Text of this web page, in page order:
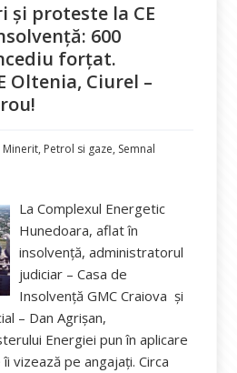
și proteste la CE
600
forțat.
Oltenia, Ciurel –
Categorii
Minerit, Petrol si gaze, Semnal
La Complexul Energetic
Hunedoara, aflat în
insolvență, administratorul
judiciar – Casa de
Insolvenţă GMC Craiova şi
– Dan Agrişan,
Energiei pun în aplicare
vizează pe angajați. Circa